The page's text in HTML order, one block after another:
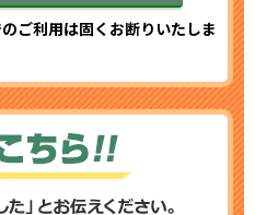
ご利用は固くお断りいたしま